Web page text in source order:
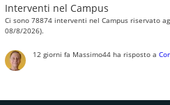
Interventi nel Campus
Ci sono 78874 interventi nel Campus riservato
08/8/2026).
12 giorni fa Massimo44ha risposto a